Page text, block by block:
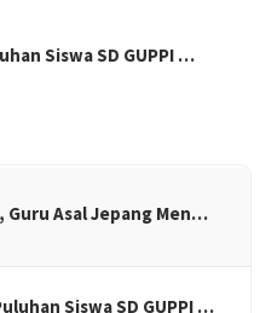
Siswa SD GUPPI …
Asal Jepang Men…
Siswa SD GUPPI …